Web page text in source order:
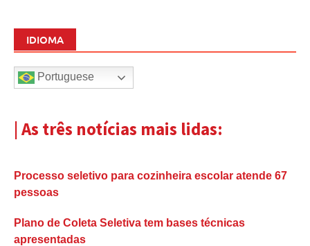
IDIOMA
Portuguese
| As três notícias mais lidas:
Processo seletivo para cozinheira escolar atende 67
pessoas
Plano de Coleta Seletiva tem bases técnicas
apresentadas